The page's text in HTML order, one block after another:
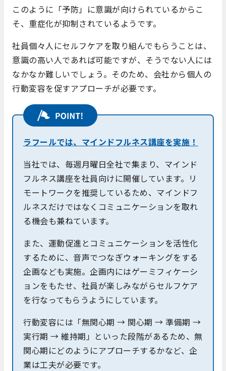
このように「予防」に意識が向けられているからこ
そ、重症化が抑制されているようです。
社員個々人にセルフケアを取り組んでもらうことは、
意識の高い人であれば可能ですが、そうでない人には
なかなか難しいでしょう。そのため、会社から個人の
行動変容を促すアプローチが必要です。
ラフールでは、マインドフルネス講座を実施！
当社では、毎週月曜日全社で集まり、マインド
フルネス講座を社員向けに開催しています。リ
モートワークを推奨しているため、マインドフ
ルネスだけではなくコミュニケーションを取れ
る機会も兼ねています。
また、運動促進とコミュニケーションを活性化
するために、音声でつなぎウォーキングをする
企画なども実施。企画内にはゲーミフィケーシ
ョンをもたせ、社員が楽しみながらセルフケア
を行なってもらうようにしています。
行動変容には「無関心期 → 関心期 → 準備期 →
実行期 → 維持期」といった段階があるため、無
関心期にどのようにアプローチするかなど、企
業は工夫が必要です。